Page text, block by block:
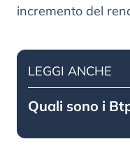
incremento del
LEGGI ANCHE
Quali sono i